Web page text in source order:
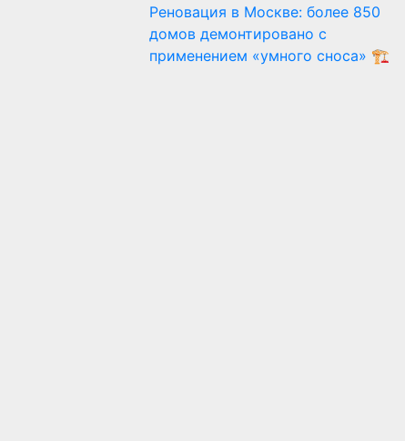
Реновация в Москве: более 850
домов демонтировано с
применением «умного сноса» 🏗️